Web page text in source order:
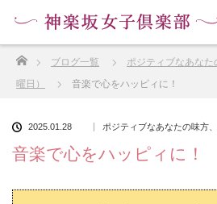
ブログ一覧
ポジティブなあな
曜日）
音楽で心をハッピィに！
2025.01.28 ポジティブなあなたの味方
音楽で心をハッピィに！